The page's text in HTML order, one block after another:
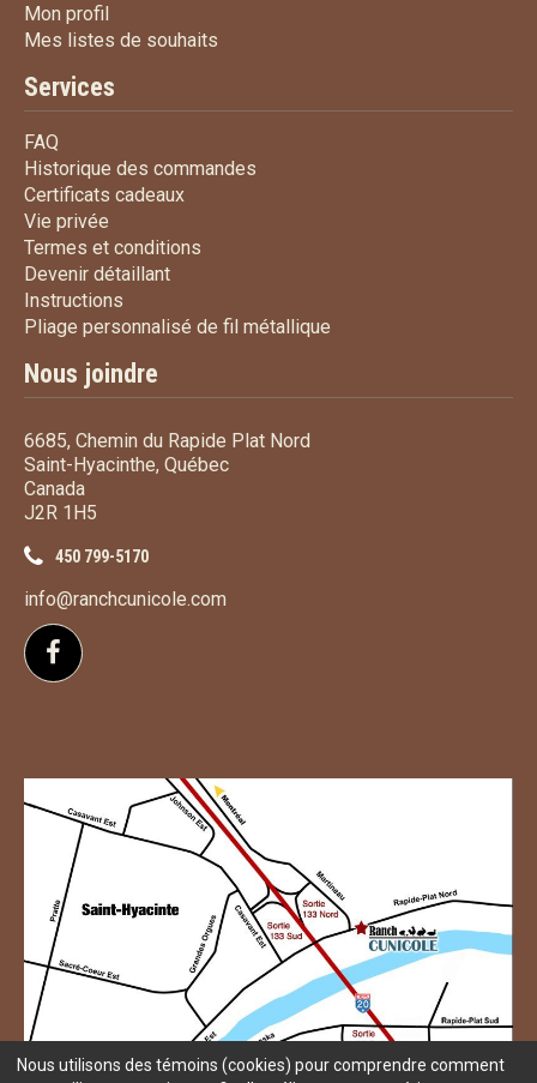
Mon profil
Mes listes de souhaits
Services
FAQ
Historique des commandes
Certificats cadeauxCertificats cadeaux
Vie privée
Termes et conditions
Devenir détaillantDevenir détaillant
Instructions
Pliage personnalisé de fil métallique
Nous joindre
6685, Chemin du Rapide Plat Nord
Saint-Hyacinthe, Québec
Canada
J2R 1H5
450 799-5170
info@ranchcunicole.com
Suivez-nous sur Facebook
Nous utilisons des témoins (cookies) pour comprendre comment